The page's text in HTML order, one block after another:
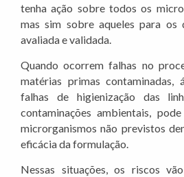
tenha ação sobre todos os
mas sim sobre aqueles para os
avaliada e validada.
Quando ocorrem falhas no
matérias primas contaminadas,
falhas de higienização das
contaminações ambientais,
microrganismos não previstos
eficácia da formulação.
Nessas situações, os riscos